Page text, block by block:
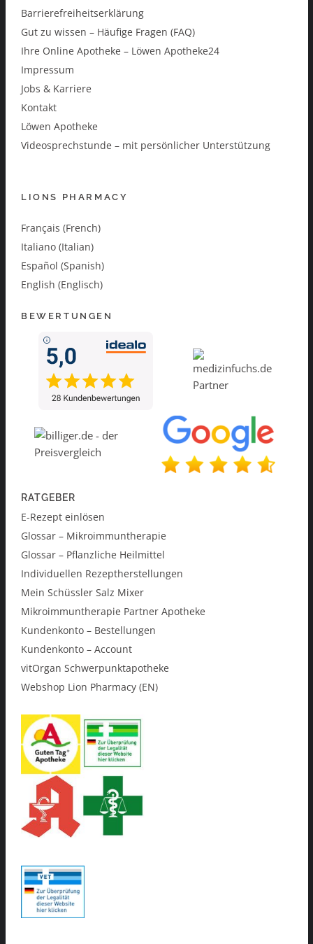
Barrierefreiheitserklärung
Gut zu wissen – Häufige Fragen (FAQ)
Ihre Online Apotheke – Löwen Apotheke24
Impressum
Jobs & Karriere
Kontakt
Löwen Apotheke
Videosprechstunde – mit persönlicher Unterstützung
LIONS PHARMACY
Français (French)
Italiano (Italian)
Español (Spanish)
English (Englisch)
BEWERTUNGEN
RATGEBER
E-Rezept einlösen
Glossar – Mikroimmuntherapie
Glossar – Pflanzliche Heilmittel
Individuellen Rezeptherstellungen
Mein Schüssler Salz Mixer
Mikroimmuntherapie Partner Apotheke
Kundenkonto – Bestellungen
Kundenkonto – Account
vitOrgan Schwerpunktapotheke
Webshop Lion Pharmacy (EN)